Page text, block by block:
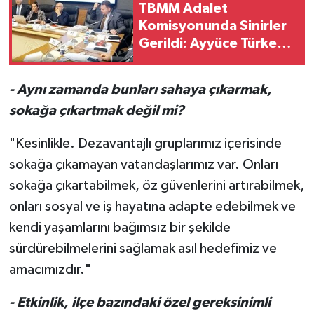
TBMM Adalet
Komisyonunda Sinirler
Gerildi: Ayyüce Türkeş
"Çamaşır Suyu" Kavgası
- Aynı zamanda bunları sahaya çıkarmak,
sokağa çıkartmak değil mi?
"Kesinlikle. Dezavantajlı gruplarımız içerisinde
sokağa çıkamayan vatandaşlarımız var. Onları
sokağa çıkartabilmek, öz güvenlerini artırabilmek,
onları sosyal ve iş hayatına adapte edebilmek ve
kendi yaşamlarını bağımsız bir şekilde
sürdürebilmelerini sağlamak asıl hedefimiz ve
amacımızdır."
- Etkinlik, ilçe bazındaki özel gereksinimli